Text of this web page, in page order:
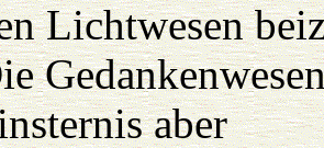
Lichtwesen
aber